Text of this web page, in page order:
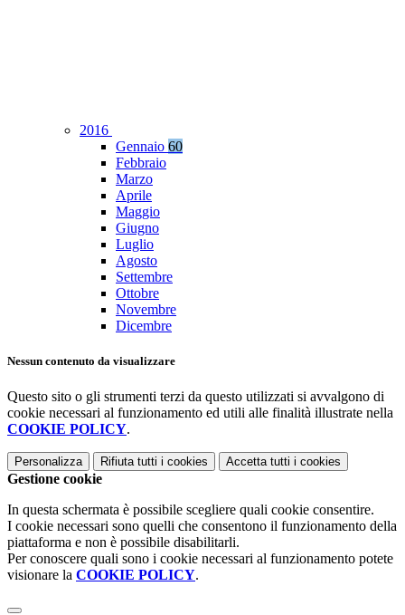
2016
Gennaio 60
Febbraio
Marzo
Aprile
Maggio
Giugno
Luglio
Agosto
Settembre
Ottobre
Novembre
Dicembre
Nessun contenuto da visualizzare
Questo sito o gli strumenti terzi da questo utilizzati si avvalgono di
cookie necessari al funzionamento ed utili alle finalità illustrate nella
COOKIE POLICY.
Personalizza Rifiuta tutti i cookies Accetta tutti i cookies
Gestione cookie
In questa schermata è possibile scegliere quali cookie consentire.
I cookie necessari sono quelli che consentono il funzionamento della
piattaforma e non è possibile disabilitarli.
Per conoscere quali sono i cookie necessari al funzionamento potete
visionare la COOKIE POLICY.